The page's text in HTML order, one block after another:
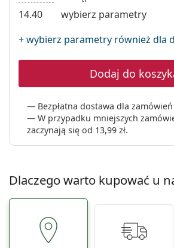
14.40
wybierz parametry
+ wybierz parametry również dla
Dodaj do
Bezpłatna dostawa dla
W przypadku mniejszych
zaczynają się od 13,99 zł.
Dlaczego warto kupować u